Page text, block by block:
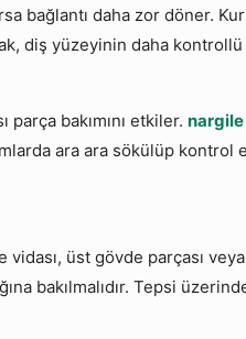
bağlantı daha zor döner.
diş yüzeyinin daha
bakımını etkiler. nargile
ara ara sökülüp kontrol
üst gövde parçası
bakılmalıdır. Tepsi